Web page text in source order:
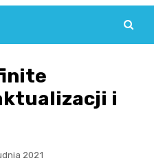
i
2021